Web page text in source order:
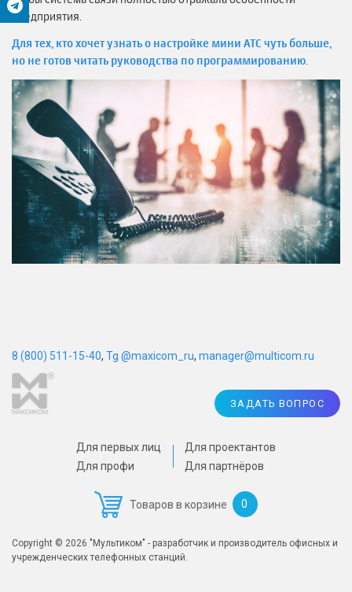
предприятия.
Для тех, кто хочет узнать о настройке мини АТС чуть больше,
но не готов читать руководства по программированию.
Для первых лиц
Для профи
Для проектантов
Для партнёров
Товаров в корзине 0
ЗАДАТЬ ВОПРОС
Copyright © 2026 "Мультиком" - разработчик и производитель офисных и
учрежденческих телефонных станций.
8 (800) 511-15-40, Tg @maxicom_ru, manager@multicom.ru